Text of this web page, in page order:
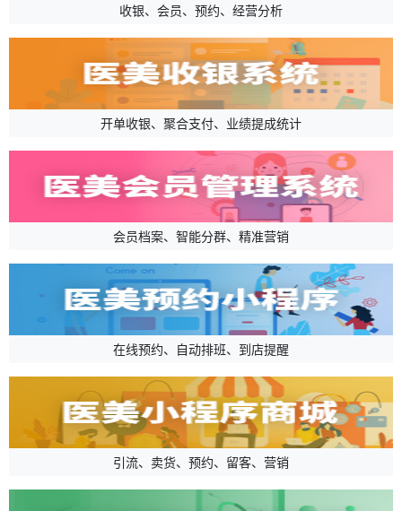
收银、会员、预约、经营分析
开单收银、聚合支付、业绩提成统计
会员档案、智能分群、精准营销
在线预约、自动排班、到店提醒
引流、卖货、预约、留客、营销